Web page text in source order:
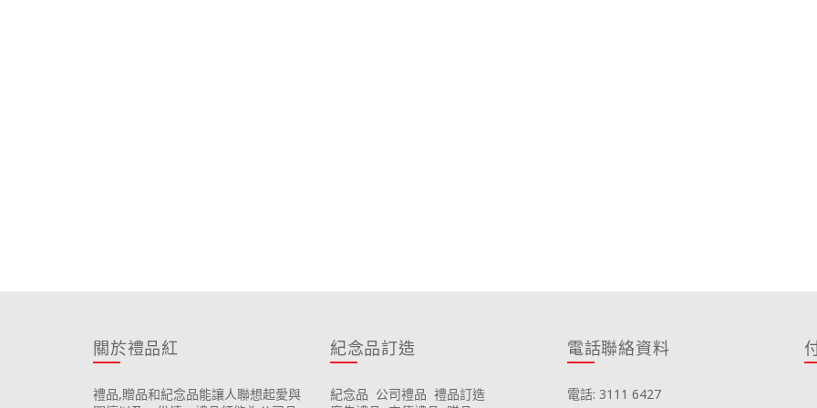
關於禮品紅
禮品,贈品和紀念品能讓人聯想起愛與
紀念品訂造
紀念品 公司禮品 禮品訂造
電話聯絡資料
電話: 3111 6427